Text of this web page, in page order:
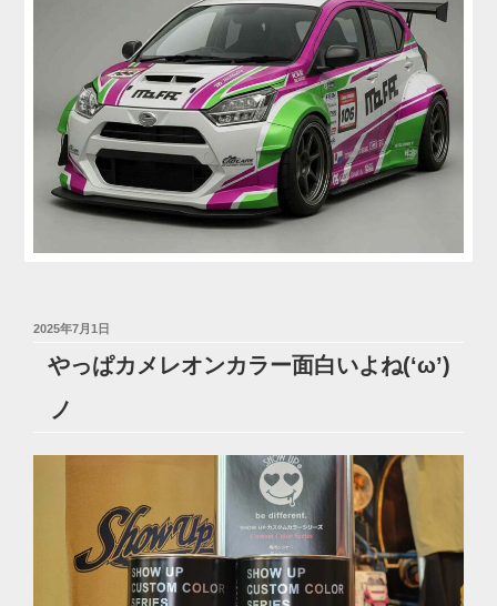
投
日:
2025年7月1日
やっぱカメレオンカラー面白いよね(‘ω’)
ノ